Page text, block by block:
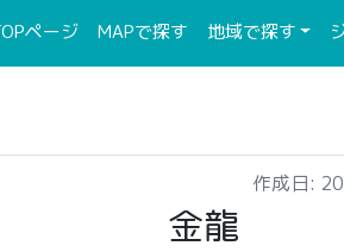
ページ(current)
MAPで探す(current)
地域で探す
作成日:
金龍